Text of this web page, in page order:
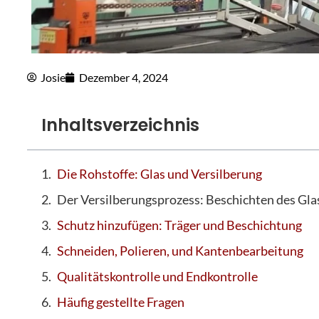
Josie Dezember 4, 2024
Inhaltsverzeichnis
Die Rohstoffe: Glas und Versilberung
Der Versilberungsprozess: Beschichten des
Schutz hinzufügen: Träger und Beschichtung
Schneiden, Polieren, und Kantenbearbeitung
Qualitätskontrolle und Endkontrolle
Häufig gestellte Fragen